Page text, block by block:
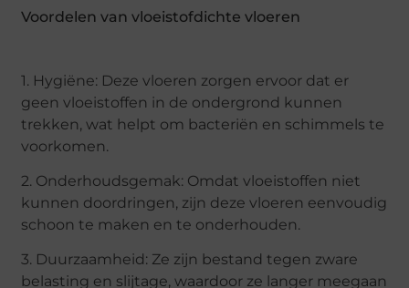
Voordelen van vloeistofdichte vloeren
1. Hygiëne: Deze vloeren zorgen ervoor dat er
geen vloeistoffen in de ondergrond kunnen
trekken, wat helpt om bacteriën en schimmels te
voorkomen.
2. Onderhoudsgemak: Omdat vloeistoffen niet
kunnen doordringen, zijn deze vloeren eenvoudig
schoon te maken en te onderhouden.
3. Duurzaamheid: Ze zijn bestand tegen zware
belasting en slijtage, waardoor ze langer meegaan